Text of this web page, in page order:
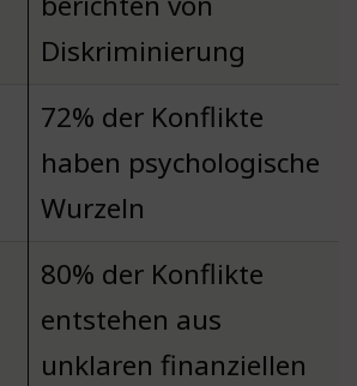
Diskriminierung
72% der Konflikte
haben psychologische
Wurzeln
80% der Konflikte
entstehen aus
unklaren finanziellen